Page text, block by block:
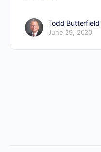
Todd Butterfield
June 29, 2020